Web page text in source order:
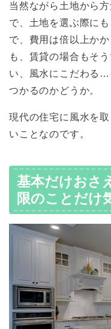
当然ながら土地から
で、土地を選ぶ際に
で、費用は倍以上か
も、賃貸の場合もそ
い、風水にこだわる…
つかるのかどうか。
現代の住宅に風水を
いことなのです。
基本だけおさ
限のことだけ